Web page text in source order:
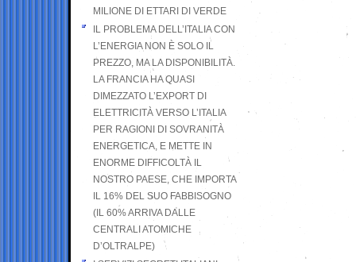
MILIONE DI ETTARI DI VERDE
IL PROBLEMA DELL’ITALIA CON
L’ENERGIA NON È SOLO IL
PREZZO, MA LA DISPONIBILITÀ.
LA FRANCIA HA QUASI
DIMEZZATO L’EXPORT DI
ELETTRICITÀ VERSO L’ITALIA
PER RAGIONI DI SOVRANITÀ
ENERGETICA, E METTE IN
ENORME DIFFICOLTÀ IL
NOSTRO PAESE, CHE IMPORTA
IL 16% DEL SUO FABBISOGNO
(IL 60% ARRIVA DALLE
CENTRALI ATOMICHE
D’OLTRALPE)